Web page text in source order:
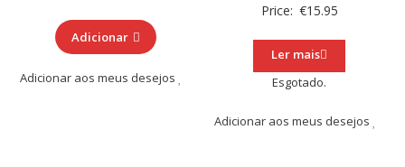
Adicionar
Adicionar aos meus desejos
Price: €15.95
Ler mais
Esgotado.
Adicionar aos meus desejos